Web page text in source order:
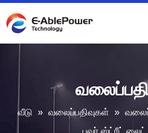
வீடு » வலைப்பதிவுகள் »
பவர் ஸ்ட்ரீட்